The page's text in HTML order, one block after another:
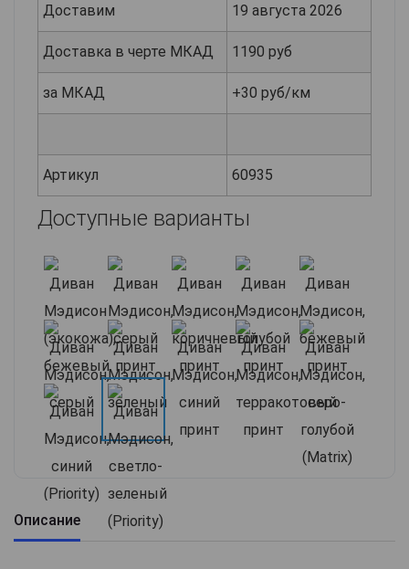
Доставим 19 августа 2026
Доставка в черте МКАД 1190 руб
за МКАД +30 руб/км
Артикул 60935
Доступные варианты
Описание